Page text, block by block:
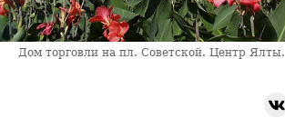
Дом торговли на пл. Советской. Центр Ялты.